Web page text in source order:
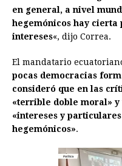
en general, a nivel
hegemónicos hay cierta
intereses«, dijo Correa.
El mandatario
pocas democracias
consideró que en las
«terrible doble moral» y
«intereses y
hegemónicos».